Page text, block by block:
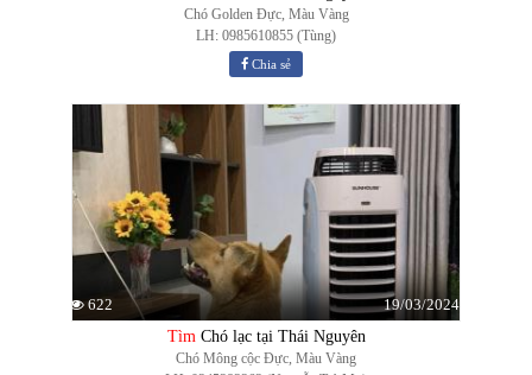
Chó Golden Đực, Màu Vàng
LH: 0985610855 (Tùng)
Chia sẻ
622
19/03/2024
Tìm Chó lạc tại Thái Nguyên
Chó Mông cộc Đực, Màu Vàng